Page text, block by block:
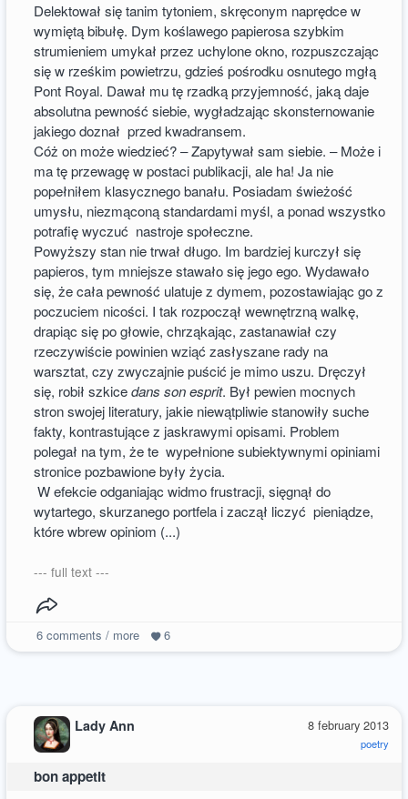
Delektował się tanim tytoniem, skręconym naprędce w
wymiętą bibułę. Dym koślawego papierosa szybkim
strumieniem umykał przez uchylone okno, rozpuszczając
się w rześkim powietrzu, gdzieś pośrodku osnutego mgłą
Pont Royal. Dawał mu tę rzadką przyjemność, jaką daje
absolutna pewność siebie, wygładzając skonsternowanie
jakiego doznał przed kwadransem.
Cóż on może wiedzieć? – Zapytywał sam siebie. – Może i
ma tę przewagę w postaci publikacji, ale ha! Ja nie
popełniłem klasycznego banału. Posiadam świeżość
umysłu, niezmąconą standardami myśl, a ponad wszystko
potrafię wyczuć nastroje społeczne.
Powyższy stan nie trwał długo. Im bardziej kurczył się
papieros, tym mniejsze stawało się jego ego. Wydawało
się, że cała pewność ulatuje z dymem, pozostawiając go z
poczuciem nicości. I tak rozpoczął wewnętrzną walkę,
drapiąc się po głowie, chrząkając, zastanawiał czy
rzeczywiście powinien wziąć zasłyszane rady na
warsztat, czy zwyczajnie puścić je mimo uszu. Dręczył
się, robił szkicedans son esprit. Był pewien mocnych
stron swojej literatury, jakie niewątpliwie stanowiły suche
fakty, kontrastujące z jaskrawymi opisami. Problem
polegał na tym, że te wypełnione subiektywnymi opiniami
stronice pozbawione były życia.
W efekcie odganiając widmo frustracji, sięgnął do
wytartego, skurzanego portfela i zaczął liczyć pieniądze,
które wbrew opiniom (...)
--- full text ---
6comments / more 6
8 february 2013
poetry
Lady Ann
bon appetit